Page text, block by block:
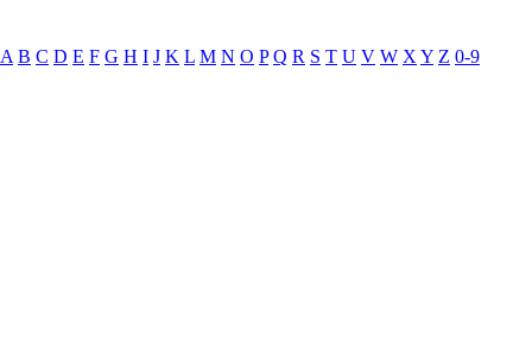
A B C D E F G H I J K L M N O P Q R S T U V W X Y Z 0-9